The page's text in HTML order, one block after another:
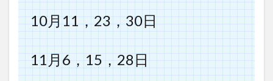
10月11，23，30日
11月6，15，28日